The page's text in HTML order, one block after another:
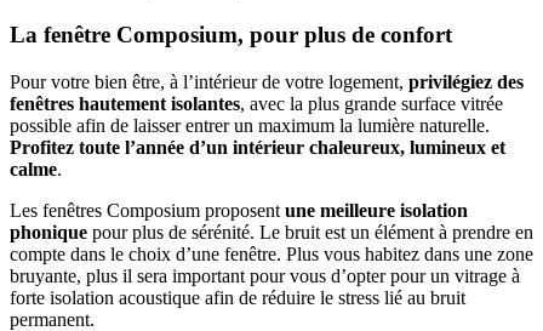
La fenêtre Composium, pour plus de confort
Pour votre bien être, à l’intérieur de votre logement, privilégiez des
fenêtres hautement isolantes, avec la plus grande surface vitrée
possible afin de laisser entrer un maximum la lumière naturelle.
Profitez toute l’année d’un intérieur chaleureux, lumineux et
calme.
Les fenêtres Composium proposent une meilleure isolation
phonique pour plus de sérénité. Le bruit est un élément à prendre en
compte dans le choix d’une fenêtre. Plus vous habitez dans une zone
bruyante, plus il sera important pour vous d’opter pour un vitrage à
forte isolation acoustique afin de réduire le stress lié au bruit
permanent.